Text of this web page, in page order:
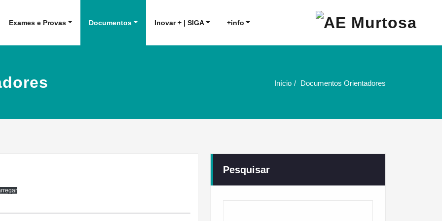
AE Murtosa
Agrupamento de Escolas da
Murtosa
Exames e Provas Documentos Inovar + | SIGA +info
Início Documentos Orientadores
Pesquisar